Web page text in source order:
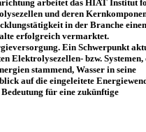
arbeitet das HIAT Institut
und deren
in der Branche
erfolgreich vermarktet.
Ein Schwerpunkt
Elektrolysezellen- bzw.
stammend, Wasser in seine
auf die eingeleitete
für eine zukünftige